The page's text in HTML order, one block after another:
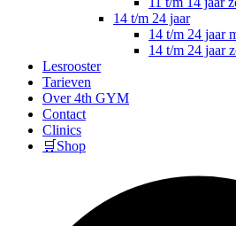
14 t/m 24 jaar
14 t/m 24 jaar
14 t/m 24 jaar
Lesrooster
Tarieven
Over 4th GYM
Contact
Clinics
🛒Shop